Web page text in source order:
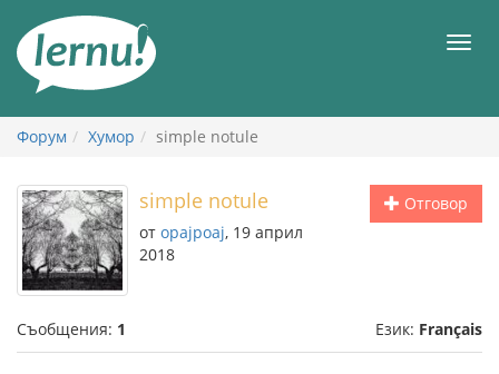
съдържанието
Форум Хумор simple notule
Отговор
simple notule
от opajpoaj, 19 април
2018
Съобщения: 1 Език: Français